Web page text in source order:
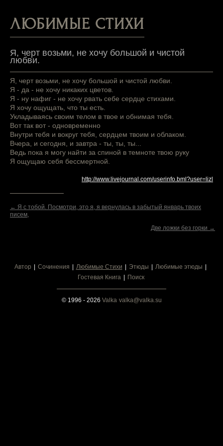
ЛЮБИМЫЕ СТИХИ
Я, черт возьми, не хочу большой и чистой
любви.
Я, черт возьми, не хочу большой и чистой любви.
Я - да - не хочу никаких цветов.
Я - ну нафиг - не хочу рвать себе сердце стихами.
Я хочу ощущать, что ты есть.
Укладываясь своим телом в твое и обнимая тебя.
Вот так вот - одновременно
Внутри тебя и вокруг тебя, сердцем твоим и облаком.
Вчера, и сегодня, и завтра - ты, ты, ты...
Ведь пока я могу найти за спиной в темноте твою руку
Я ощущаю себя бессмертной.
http://www.livejournal.com/userinfo.bml?user=lizl
← Я с тобой. Посмотри, это я, я вернулась в забытый январь твоих
писем,
Две ложки без горки →
Автор Сочинения Любимые Стихи Этюды
Любимые этюды
Гостевая Книга
Поиск
© 1996 - 2026 Valka valka@valka.su